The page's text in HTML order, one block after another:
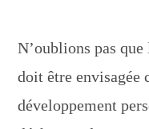
N’oublions pas
doit être envisagée
développement